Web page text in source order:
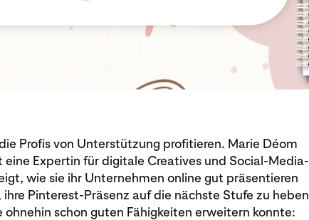
Profis von Unterstützung profitieren. Marie Déom
eine Expertin für digitale Creatives und Social-Media-
wie sie ihr Unternehmen online gut präsentieren
Pinterest-Präsenz auf die nächste Stufe zu heben
ohnehin schon guten Fähigkeiten erweitern konnte: